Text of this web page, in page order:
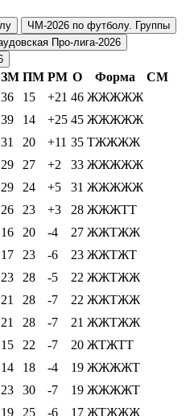
ЧМ-2026 по футболу. Группы
Про-лига-2026
ЗМ ПМ РМ О Форма
СМ
36 15 +21 46 ЖЖЖЖЖ
39 14 +25 45 ЖЖЖЖЖ
31 20 +11 35 ТЖЖЖЖ
29 27 +2 33 ЖЖЖЖЖ
29 24 +5 31 ЖЖЖЖЖ
26 23 +3 28 ЖЖЖТТ
16 20 -4 27 ЖЖТЖЖ
17 23 -6 23 ЖЖТЖТ
23 28 -5 22 ЖЖТЖЖ
21 28 -7 22 ЖЖТЖЖ
21 28 -7 21 ЖЖТЖЖ
15 22 -7 20 ЖТЖТТ
14 18 -4 19 ЖЖЖЖТ
23 30 -7 19 ЖЖЖЖТ
19 25 -6 17 ЖТЖЖЖ